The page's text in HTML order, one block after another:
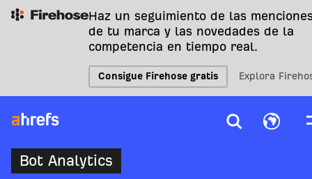
Haz un seguimiento de las
de tu marca y las novedades de la
competencia en tiempo real.
Consigue Firehose gratis Explora
Bot Analytics